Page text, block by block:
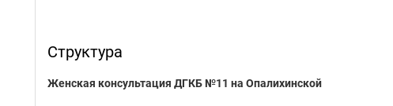
Структура
Женская консультация ДГКБ №11 на Опалихинской